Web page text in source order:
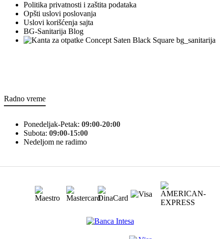
Politika privatnosti i zaštita podataka
Opšti uslovi poslovanja
Uslovi korišćenja sajta
BG-Sanitarija Blog
bg_sanitarija
Radno vreme
Ponedeljak-Petak: 09:00-20:00
Subota: 09:00-15:00
Nedeljom ne radimo